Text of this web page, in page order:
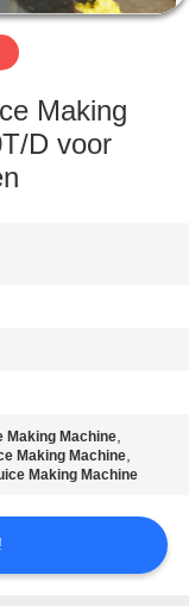
Making
D voor
Making Machine,
Making Machine,
Making Machine